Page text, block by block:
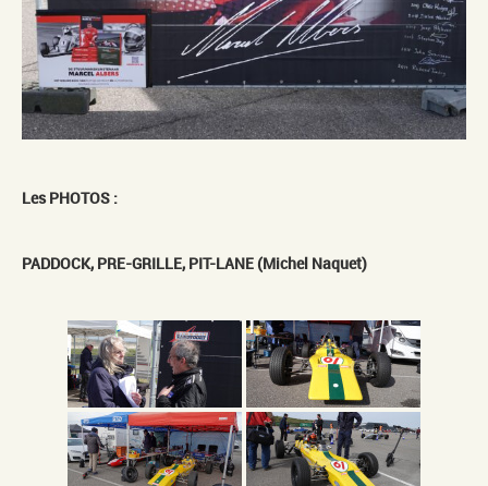
Les PHOTOS :
PADDOCK, PRE-GRILLE, PIT-LANE (Michel Naquet)